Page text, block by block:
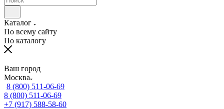
Каталог
По всему сайту
По каталогу
Ваш город
Москва
8 (800) 511-06-69
8 (800) 511-06-69
+7 (917) 588-58-60